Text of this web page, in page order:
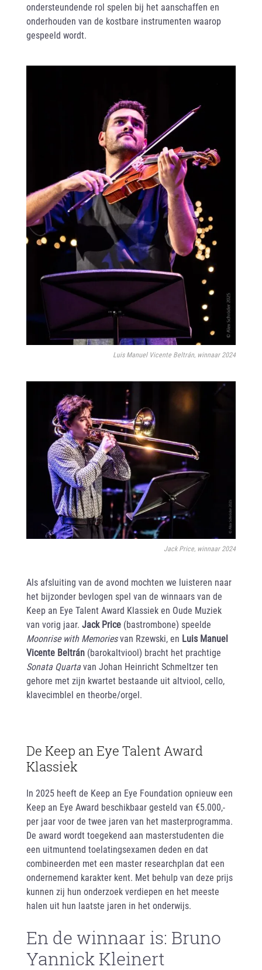
ondersteundende rol spelen bij het aanschaffen en
onderhouden van de kostbare instrumenten waarop
gespeeld wordt.
Luis Manuel Vicente Beltrán, winnaar 2024
Jack Price, winnaar 2024
Als afsluiting van de avond mochten we luisteren naar
het bijzonder bevlogen spel van de winnaars van de
Keep an Eye Talent Award Klassiek en Oude Muziek
van vorig jaar. Jack Price (bastrombone) speelde
Moonrise with Memoriesvan Rzewski, en Luis Manuel
Vicente Beltrán (barokaltviool) bracht het prachtige
Sonata Quartavan Johan Heinricht Schmeltzer ten
gehore met zijn kwartet bestaande uit altviool, cello,
klavecimblel en theorbe/orgel.
De Keep an Eye Talent Award
Klassiek
In 2025 heeft de Keep an Eye Foundation opnieuw een
Keep an Eye Award beschikbaar gesteld van €5.000,-
per jaar voor de twee jaren van het masterprogramma.
De award wordt toegekend aan masterstudenten die
een uitmuntend toelatingsexamen deden en dat
combineerden met een master researchplan dat een
ondernemend karakter kent. Met behulp van deze prijs
kunnen zij hun onderzoek verdiepen en het meeste
halen uit hun laatste jaren in het onderwijs.
En de winnaar is: Bruno
Yannick Kleinert